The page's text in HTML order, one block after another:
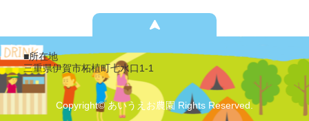
■所在地
三重県伊賀市柘植町七水口1-1
Copyright© あいうえお農園 Rights Reserved.